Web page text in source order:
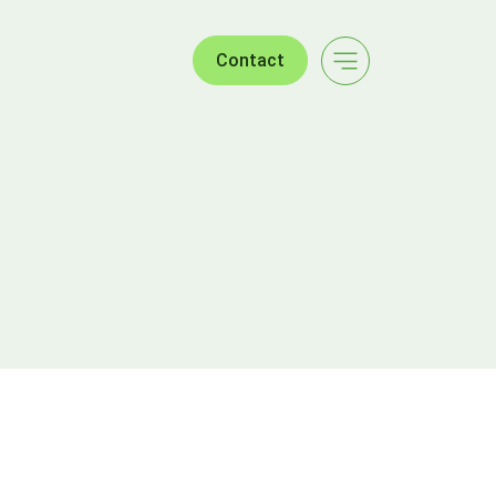
Contact